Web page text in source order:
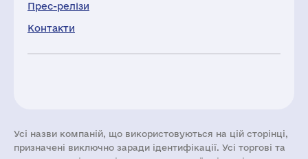
Прес-релізи
Контакти
Усі назви компаній, що використовуються на цій сторінці,
призначені виключно заради ідентифікації. Усі торгові та